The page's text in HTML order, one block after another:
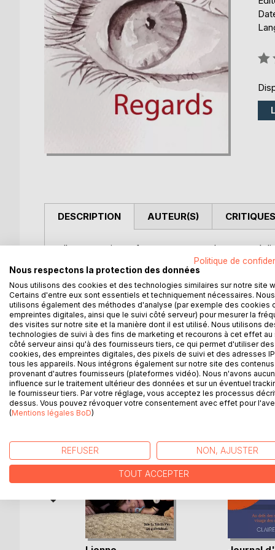
DESCRIPTION
Il y a cette jeune femme entre cauchemar et
parachuté sur une enquête criminelle, ce
en colère, déterminés. Simplement humains.
24 nouvelles
24 portraits
24 regards attentifs, émus, aimants sur notre
AUTEUR(S)
D’AUTRES TITRES À
Politique de
Nous respectons la protection des données
Nous utilisons des cookies et des technologies similaires sur notre site
Certains d'entre eux sont essentiels et techniquement nécessaires. Nous
utilisons également des méthodes d'analyse (par exemple des cookies
empreintes digitales, ainsi que le suivi côté serveur) pour mesurer la
des visites sur notre site et la manière dont il est utilisé. Nous utilisons
technologies de suivi à des fins de marketing et recourons à cet effet au
côté serveur ainsi qu'à des fournisseurs tiers, ce qui permet d'utiliser des
cookies, des empreintes digitales, des pixels de suivi et des adresses
tous les appareils. Nous intégrons également sur notre site des
provenant d'autres fournisseurs (plateformes vidéo). Nous n'avons
influence sur le traitement ultérieur des données et sur un éventuel
le fournisseur tiers. Par votre réglage, vous acceptez les processus
dessus. Vous pouvez révoquer votre consentement avec effet pour
(Mentions légales BoD)
REFUSER NON, AJUSTER
TOUT ACCEPTER